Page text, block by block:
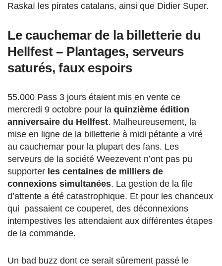
Raskaï les pirates catalans, ainsi que Didier Super.
Le cauchemar de la billetterie du
Hellfest – Plantages, serveurs
saturés, faux espoirs
55.000 Pass 3 jours étaient mis en vente ce
mercredi 9 octobre pour la quinzième édition
anniversaire du Hellfest. Malheureusement, la
mise en ligne de la billetterie à midi pétante a viré
au cauchemar pour la plupart des fans. Les
serveurs de la société Weezevent n’ont pas pu
supporter les centaines de milliers de
connexions simultanées. La gestion de la file
d’attente a été catastrophique. Et pour les chanceux
qui passaient ce couperet, des déconnexions
intempestives les attendaient aux différentes étapes
de la commande.
Un bad buzz dont ce serait sûrement passé le